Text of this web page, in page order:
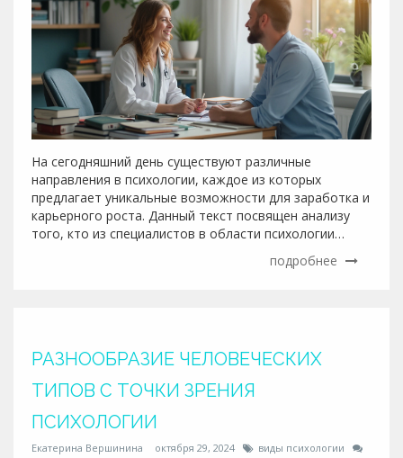
На сегодняшний день существуют различные
направления в психологии, каждое из которых
предлагает уникальные возможности для заработка и
карьерного роста. Данный текст посвящен анализу
того, кто из специалистов в области психологии
зарабатывает больше всего. В статье раскрываются
профессии от клинического психолога до коуча и
подробнее
РАЗНООБРАЗИЕ ЧЕЛОВЕЧЕСКИХ
ТИПОВ С ТОЧКИ ЗРЕНИЯ
ПСИХОЛОГИИ
Екатерина Вершинина октября 29, 2024
виды психологии